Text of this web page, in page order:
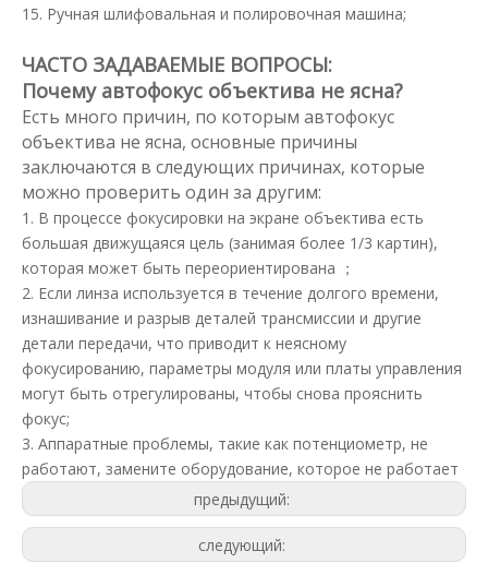
15. Ручная шлифовальная и полировочная машина;
ЧАСТО ЗАДАВАЕМЫЕ ВОПРОСЫ:
Почему автофокус объектива не ясна?
Есть много причин, по которым автофокус
объектива не ясна, основные причины
заключаются в следующих причинах, которые
можно проверить один за другим:
1. В процессе фокусировки на экране объектива есть
большая движущаяся цель (занимая более 1/3 картин),
которая может быть переориентирована ；
2. Если линза используется в течение долгого времени,
изнашивание и разрыв деталей трансмиссии и другие
детали передачи, что приводит к неясному
фокусированию, параметры модуля или платы управления
могут быть отрегулированы, чтобы снова прояснить
фокус;
3. Аппаратные проблемы, такие как потенциометр, не
работают, замените оборудование, которое не работает
предыдущий:
следующий: